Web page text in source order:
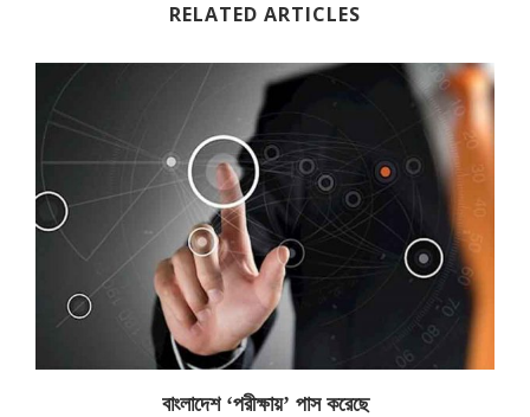
RELATED ARTICLES
বাংলাদেশ ‘পরীক্ষায়’ পাস করেছে